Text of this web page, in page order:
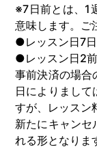
※7日前とは、1
意味します。ご
●レッスン日7
●レッスン日2
事前決済の場合
日によりまして
すが、レッスン
新たにキャンセ
れる形となりま